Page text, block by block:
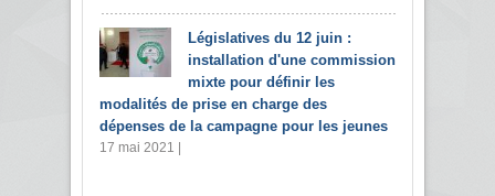
Législatives du 12 juin :
installation d'une commission
mixte pour définir les
modalités de prise en charge des
dépenses de la campagne pour les jeunes
17 mai 2021 |